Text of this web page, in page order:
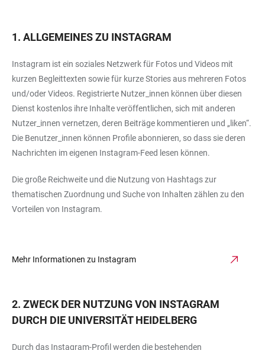
1. ALLGEMEINES ZU INSTAGRAM
Instagram ist ein soziales Netzwerk für Fotos und Videos mit
kurzen Begleittexten sowie für kurze Stories aus mehreren Fotos
und/oder Videos. Registrierte Nutzer_innen können über diesen
Dienst kostenlos ihre Inhalte veröffentlichen, sich mit anderen
Nutzer_innen vernetzen, deren Beiträge kommentieren und „liken“.
Die Benutzer_innen können Profile abonnieren, so dass sie deren
Nachrichten im eigenen Instagram-Feed lesen können.
Die große Reichweite und die Nutzung von Hashtags zur
thematischen Zuordnung und Suche von Inhalten zählen zu den
Vorteilen von Instagram.
Mehr Informationen zu Instagram
2. ZWECK DER NUTZUNG VON INSTAGRAM
DURCH DIE UNIVERSITÄT HEIDELBERG
Durch das Instagram-Profil werden die bestehenden